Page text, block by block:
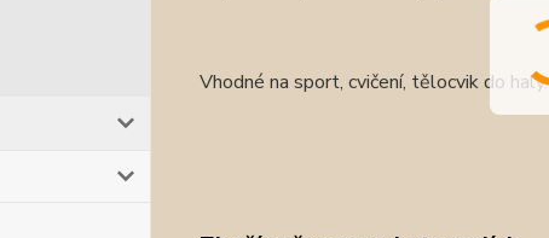
Vhodné na sport, cvičení, tělocvik do haly.